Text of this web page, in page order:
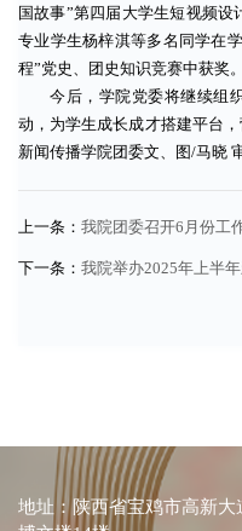
国故事”第四届大学生短视频
专业学生杨梓淇等多名同学在
程”党史、团史知识竞赛中获奖。
今后，学院党委将继续组
动，为学生成长成才搭建平台
新闻传播学院团委文、图/马晓
上一条： 我院团委召开6月份工
下一条： 我院举办2025年上半
地址：陕西省宝鸡市高新大